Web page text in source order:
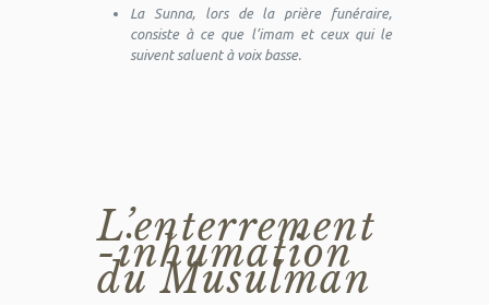
La Sunna, lors de la prière funéraire,
consiste à ce que l’imam et ceux qui le
suivent saluent à voix basse.
L’enterrement
-inhumation
du Musulman